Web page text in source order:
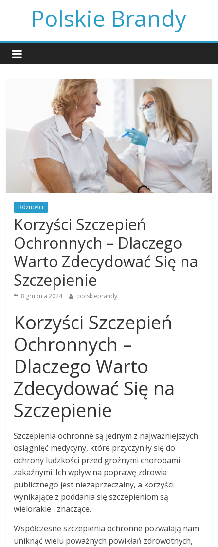
Polskie Brandy
Różności
Korzyści Szczepień
Ochronnych – Dlaczego
Warto Zdecydować Się na
Szczepienie
8 grudnia 2024 polskiebrandy
Korzyści Szczepień
Ochronnych –
Dlaczego Warto
Zdecydować Się na
Szczepienie
Szczepienia ochronne są jednym z najważniejszych
osiągnięć medycyny, które przyczyniły się do
ochrony ludzkości przed groźnymi chorobami
zakaźnymi. Ich wpływ na poprawę zdrowia
publicznego jest niezaprzeczalny, a korzyści
wynikające z poddania się szczepieniom są
wielorakie i znaczące.
Współczesne szczepienia ochronne pozwalają nam
uniknąć wielu poważnych powikłań zdrowotnych,